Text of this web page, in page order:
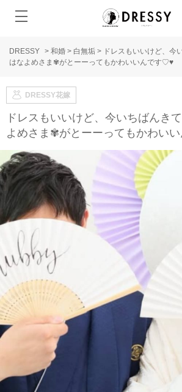
DRESSY > 和婚 > 白無垢 > ドレスもいいけど、今
はなよめさま✾がとーーってもかわいいんです♡♥
DRESSY花嫁
ドレスもいいけど、今いちばんき
よめさま✾がとーーってもかわい